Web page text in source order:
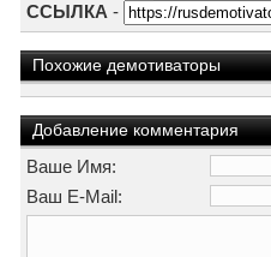
ССЫЛКА -
Похожие демотиваторы
Добавление комментария
Ваше Имя:
Ваш E-Mail: